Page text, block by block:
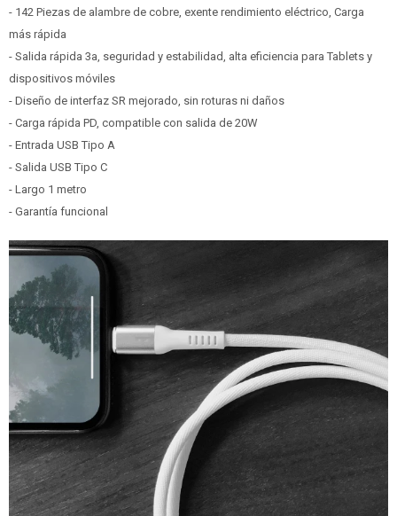
- 142 Piezas de alambre de cobre, exente rendimiento eléctrico, Carga
más rápida
- Salida rápida 3a, seguridad y estabilidad, alta eficiencia para Tablets y
dispositivos móviles
- Diseño de interfaz SR mejorado, sin roturas ni daños
- Carga rápida PD, compatible con salida de 20W
- Entrada USB Tipo A
- Salida USB Tipo C
- Largo 1 metro
- Garantía funcional